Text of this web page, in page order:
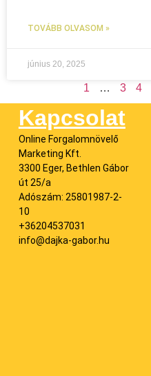
TOVÁBB OLVASOM »
június 20, 2025
1 … 3 4
Kapcsolat
Online Forgalomnövelő
Marketing Kft.
3300 Eger, Bethlen Gábor
út 25/a
Adószám: 25801987-2-
10
+36204537031
info@dajka-gabor.hu